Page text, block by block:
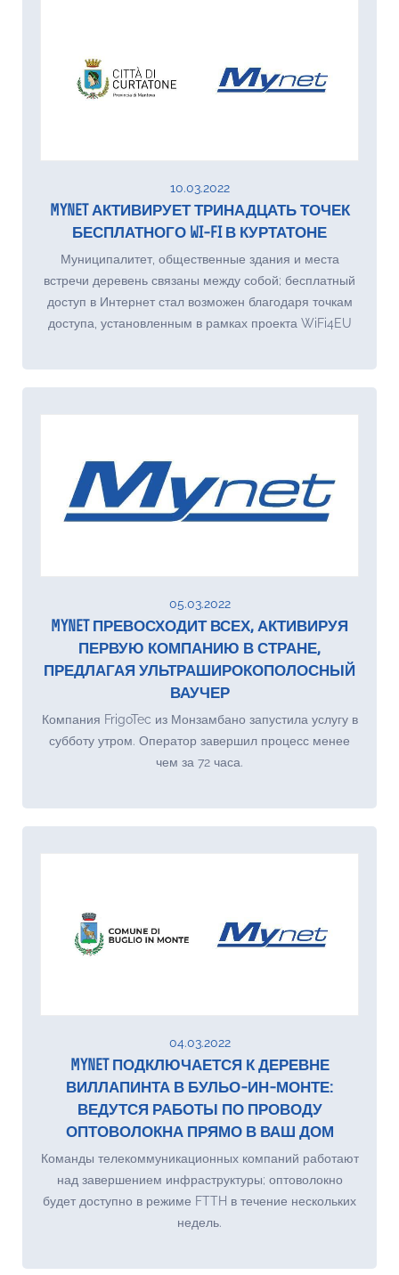
10.03.2022
MYNET АКТИВИРУЕТ ТРИНАДЦАТЬ ТОЧЕК
БЕСПЛАТНОГО WI-FI В КУРТАТОНЕ
Муниципалитет, общественные здания и места
встречи деревень связаны между собой; бесплатный
доступ в Интернет стал возможен благодаря точкам
доступа, установленным в рамках проекта WiFi4EU
05.03.2022
MYNET ПРЕВОСХОДИТ ВСЕХ, АКТИВИРУЯ
ПЕРВУЮ КОМПАНИЮ В СТРАНЕ,
ПРЕДЛАГАЯ УЛЬТРАШИРОКОПОЛОСНЫЙ
ВАУЧЕР
Компания FrigoTec из Монзамбано запустила услугу в
субботу утром. Оператор завершил процесс менее
чем за 72 часа.
04.03.2022
MYNET ПОДКЛЮЧАЕТСЯ К ДЕРЕВНЕ
ВИЛЛАПИНТА В БУЛЬО-ИН-МОНТЕ:
ВЕДУТСЯ РАБОТЫ ПО ПРОВОДУ
ОПТОВОЛОКНА ПРЯМО В ВАШ ДОМ
Команды телекоммуникационных компаний работают
над завершением инфраструктуры; оптоволокно
будет доступно в режиме FTTH в течение нескольких
недель.